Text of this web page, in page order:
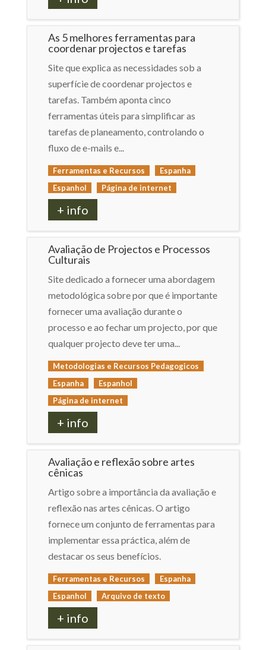
As 5 melhores ferramentas para
coordenar projectos e tarefas
Site que explica as necessidades sob a
superfície de coordenar projectos e
tarefas. Também aponta cinco
ferramentas úteis para simplificar as
tarefas de planeamento, controlando o
fluxo de e-mails e...
Ferramentas e Recursos
Espanha
Espanhol
Página de internet
+ info
Avaliação de Projectos e Processos
Culturais
Site dedicado a fornecer uma abordagem
metodológica sobre por que é importante
fornecer uma avaliação durante o
processo e ao fechar um projecto, por que
qualquer projecto deve ter uma...
Metodologias e Recursos Pedagogicos
Espanha
Espanhol
Página de internet
+ info
Avaliação e reflexão sobre artes
cênicas
Artigo sobre a importância da avaliação e
reflexão nas artes cênicas. O artigo
fornece um conjunto de ferramentas para
implementar essa práctica, além de
destacar os seus benefícios.
Ferramentas e Recursos
Espanha
Espanhol
Arquivo de texto
+ info